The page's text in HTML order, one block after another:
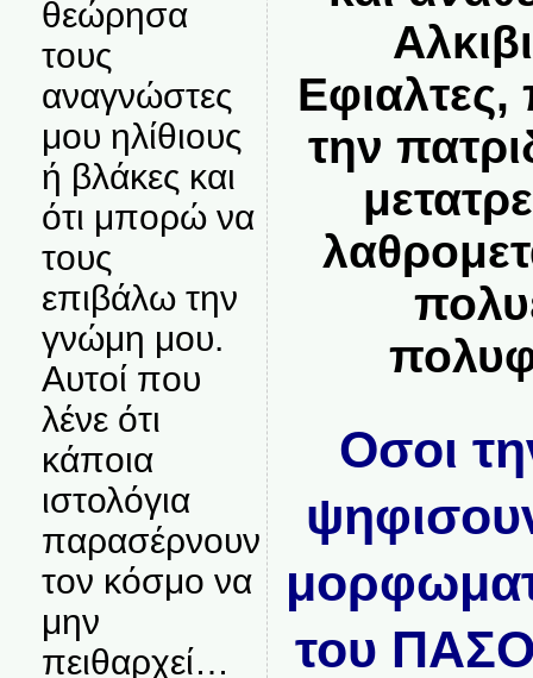
θεώρησα
τους
αναγνώστες
μου ηλίθιους
ή βλάκες και
ότι μπορώ να
τους
επιβάλω την
γνώμη μου.
Αυτοί που
λένε ότι
κάποια
ιστολόγια
παρασέρνουν
τον κόσμο να
μην
πειθαρχεί…
την
Οσοι
του